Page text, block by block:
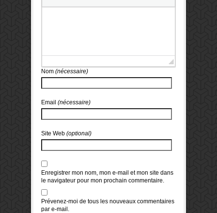
Nom (nécessaire)
Email (nécessaire)
Site Web (optional)
Enregistrer mon nom, mon e-mail et mon site dans
le navigateur pour mon prochain commentaire.
Prévenez-moi de tous les nouveaux commentaires
par e-mail.